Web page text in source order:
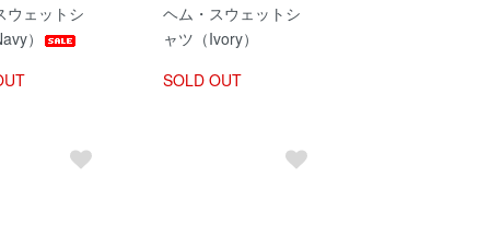
ウェットシ
）
ヘム・スウェットシ
ャツ（Ivory）
SOLD OUT